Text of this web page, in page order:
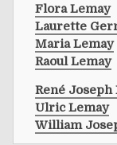
Flora Lemay
Laurette
Maria Lemay
Raoul Lemay
René Joseph
Ulric Lemay
William